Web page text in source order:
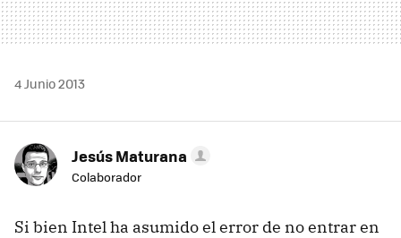
4 Junio 2013
Jesús Maturana
Colaborador
Si bien Intel ha asumido el error de no entrar en